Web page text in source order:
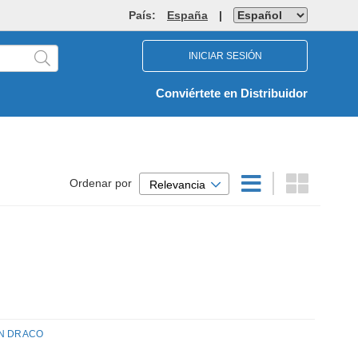
País: España |
INICIAR SESIÓN
Conviértete en Distribuidor
Ordenar por Relevancia
DRACO